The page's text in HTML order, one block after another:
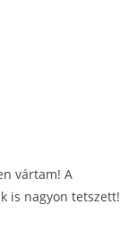
vártam! A
is nagyon tetszett!